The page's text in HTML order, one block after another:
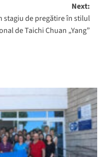
Next:
stagiu de pregătire în stilul
de Taichi Chuan „Yang”